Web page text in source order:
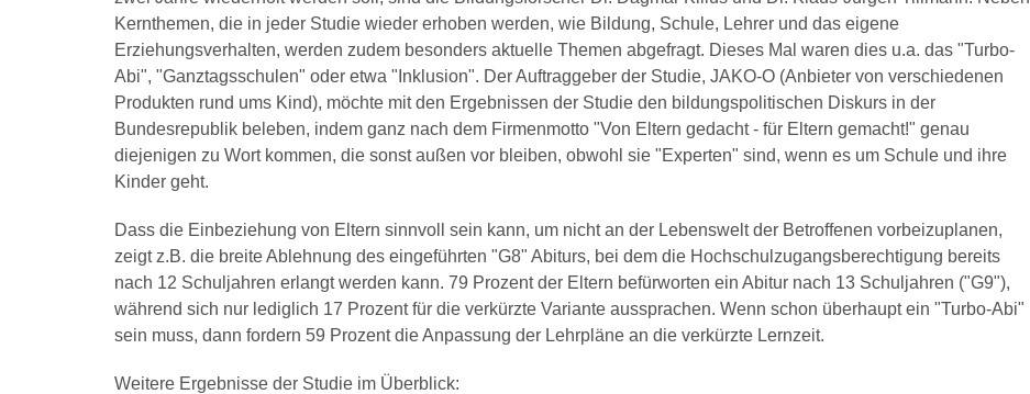
Kernthemen, die in jeder Studie wieder erhoben werden, wie Bildung, Schule, Lehrer und das eigene
Erziehungsverhalten, werden zudem besonders aktuelle Themen abgefragt. Dieses Mal waren dies u.a. das "Turbo-
Abi", "Ganztagsschulen" oder etwa "Inklusion". Der Auftraggeber der Studie, JAKO-O (Anbieter von verschiedenen
Produkten rund ums Kind), möchte mit den Ergebnissen der Studie den bildungspolitischen Diskurs in der
Bundesrepublik beleben, indem ganz nach dem Firmenmotto "Von Eltern gedacht - für Eltern gemacht!" genau
diejenigen zu Wort kommen, die sonst außen vor bleiben, obwohl sie "Experten" sind, wenn es um Schule und ihre
Kinder geht.
Dass die Einbeziehung von Eltern sinnvoll sein kann, um nicht an der Lebenswelt der Betroffenen vorbeizuplanen,
zeigt z.B. die breite Ablehnung des eingeführten "G8" Abiturs, bei dem die Hochschulzugangsberechtigung bereits
nach 12 Schuljahren erlangt werden kann. 79 Prozent der Eltern befürworten ein Abitur nach 13 Schuljahren ("G9"),
während sich nur lediglich 17 Prozent für die verkürzte Variante aussprachen. Wenn schon überhaupt ein "Turbo-Abi"
sein muss, dann fordern 59 Prozent die Anpassung der Lehrpläne an die verkürzte Lernzeit.
Weitere Ergebnisse der Studie im Überblick: